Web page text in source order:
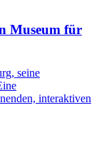
Museum für
seine
interaktiven